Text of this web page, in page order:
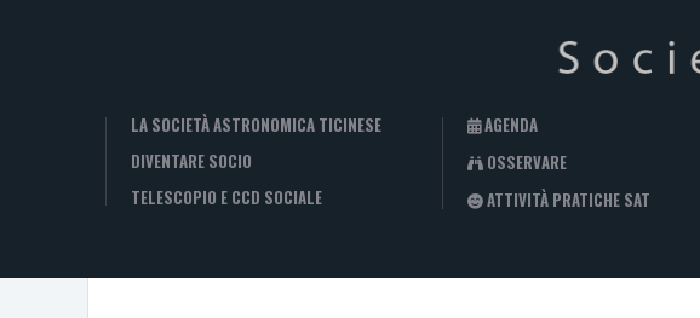
LA SOCIETÀ ASTRONOMICA TICINESE
DIVENTARE SOCIO
TELESCOPIO E CCD SOCIALE
AGENDA
OSSERVARE
ATTIVITÀ PRATICHE SAT